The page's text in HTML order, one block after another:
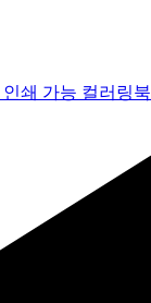
인쇄 가능 컬러링북